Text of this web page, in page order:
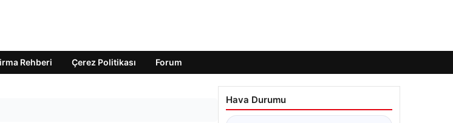
Rehberi Çerez Politikası Forum
Hava Durumu